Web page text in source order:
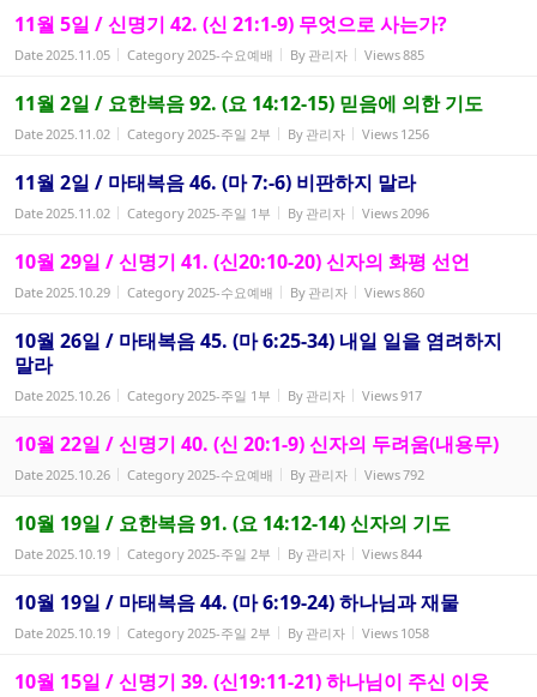
11월 5일 / 신명기 42. (신 21:1-9) 무엇으로 사는가?
Date2025.11.05 Category2025-수요예배 By 관리자 Views885
11월 2일 / 요한복음 92. (요 14:12-15) 믿음에 의한 기도
Date2025.11.02 Category2025-주일 2부 By 관리자 Views 1256
11월 2일 / 마태복음 46. (마 7:-6) 비판하지 말라
Date2025.11.02 Category2025-주일 1부 By 관리자 Views2096
10월 29일 / 신명기 41. (신20:10-20) 신자의 화평 선언
Date2025.10.29 Category2025-수요예배 By 관리자 Views860
10월 26일 / 마태복음 45. (마 6:25-34) 내일 일을 염려하지
말라
Date2025.10.26 Category2025-주일 1부 By 관리자 Views917
10월 22일 / 신명기 40. (신 20:1-9) 신자의 두려움(내용무)
Date2025.10.26 Category2025-수요예배 By 관리자 Views792
10월 19일 / 요한복음 91. (요 14:12-14) 신자의 기도
Date2025.10.19 Category2025-주일 2부 By 관리자 Views844
10월 19일 / 마태복음 44. (마 6:19-24) 하나님과 재물
Date2025.10.19 Category2025-주일 2부 By 관리자 Views 1058
10월 15일 / 신명기 39. (신19:11-21) 하나님이 주신 이웃